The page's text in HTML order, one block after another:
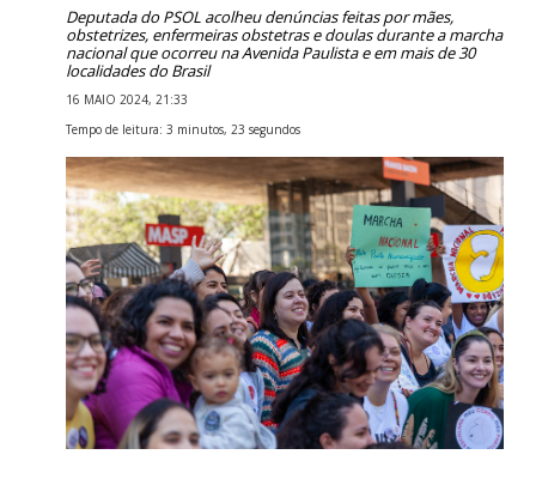
Deputada do PSOL acolheu denúncias feitas por mães,
obstetrizes, enfermeiras obstetras e doulas durante a marcha
nacional que ocorreu na Avenida Paulista e em mais de 30
localidades do Brasil
16 MAIO 2024, 21:33
Tempo de leitura: 3 minutos, 23 segundos